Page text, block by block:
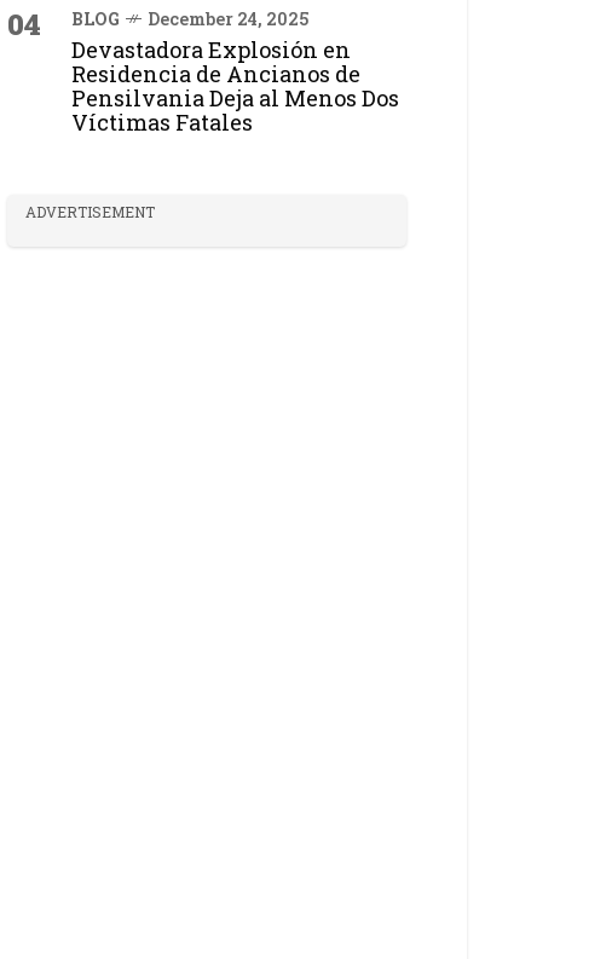
04 BLOG December 24, 2025
Devastadora Explosión en
Residencia de Ancianos de
Pensilvania Deja al Menos Dos
Víctimas Fatales
ADVERTISEMENT